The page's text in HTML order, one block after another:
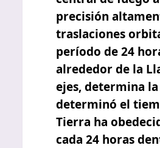
precisión
traslaciones
período de 24
alrededor de la
ejes,determina
determinó el
Tierra ha
cada 24 horas